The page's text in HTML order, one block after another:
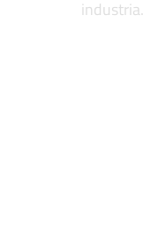
industria.